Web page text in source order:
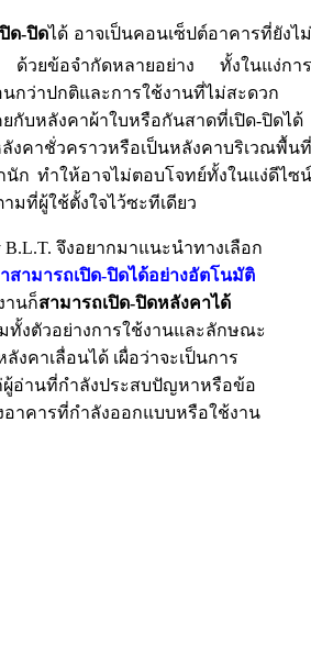
ปิด-ปิดได้ อาจเป็นคอนเซ็ปต์อาคารที่ยังไม่
ด้วยข้อจำกัดหลายอย่าง ทั้งในแง่การ
กว่าปกติและการใช้งานที่ไม่สะดวก
กับหลังคาผ้าใบหรือกันสาดที่เปิด-ปิดได้
งคาชั่วคราวหรือเป็นหลังคาบริเวณพื้นที่
ก ทำให้อาจไม่ตอบโจทย์ทั้งในแง่ดีไซน์
ที่ผู้ใช้ตั้งใจไว้ซะทีเดียว
จึงอยากมาแนะนำทางเลือก
สามารถเปิด-ปิดได้อย่างอัตโนมัติ
านก็สามารถเปิด-ปิดหลังคาได้
ทั้งตัวอย่างการใช้งานและลักษณะ
งคาเลื่อนได้ เผื่อว่าจะเป็นการ
ผู้อ่านที่กำลังประสบปัญหาหรือข้อ
อาคารที่กำลังออกแบบหรือใช้งาน